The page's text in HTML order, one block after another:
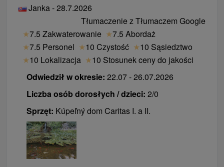
Janka - 28.7.2026
Tłumaczenie z Tłumaczem Google
★7.5 Zakwaterowanie ★7.5 Abordaż
★7.5 Personel ★10 Czystość ★10 Sąsiedztwo
★10 Lokalizacja ★10 Stosunek ceny do jakości
Odwiedził w okresie: 22.07 - 26.07.2026
Liczba osób dorosłych / dzieci: 2/0
Sprzęt: Kúpeľný dom Caritas I. a II.